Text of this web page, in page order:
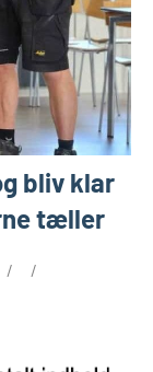
bliv klar
tæller